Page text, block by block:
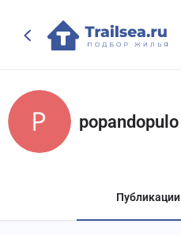
popandopulo
Публикации